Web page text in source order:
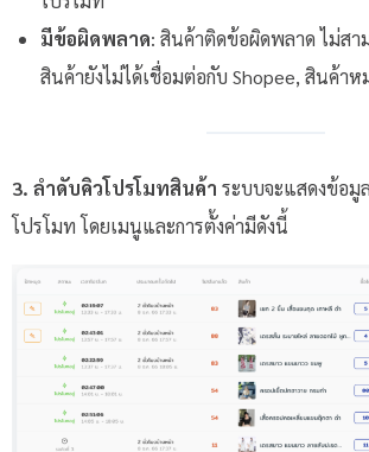
มีข้อผิดพลาด: สินค้าติดข้อผิดพลาด ไม่สา
สินค้ายังไม่ได้เชื่อมต่อกับ Shopee, สินค้าห
3. ลำดับคิวโปรโมทสินค้า ระบบจะแสดงข้อมู
โปรโมท โดยเมนูและการตั้งค่ามีดังนี้